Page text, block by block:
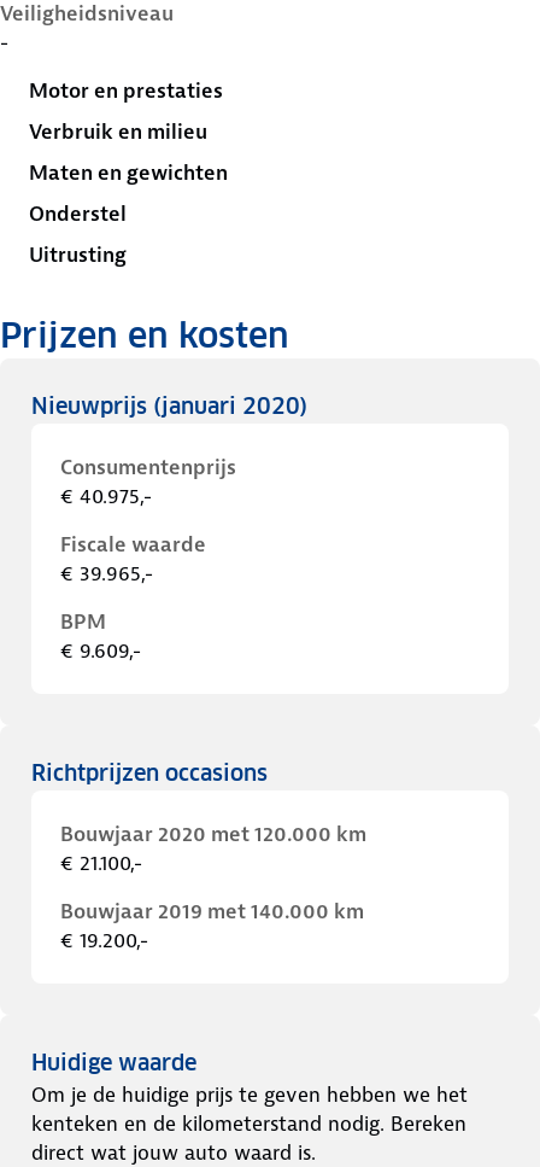
Veiligheidsniveau
-
Motor en prestaties
Verbruik en milieu
Maten en gewichten
Onderstel
Uitrusting
Prijzen en kosten
Nieuwprijs (januari 2020)
Consumentenprijs
€ 40.975,-
Fiscale waarde
€ 39.965,-
BPM
€ 9.609,-
Richtprijzen occasions
Bouwjaar 2020 met 120.000 km
€ 21.100,-
Bouwjaar 2019 met 140.000 km
€ 19.200,-
Huidige waarde
Om je de huidige prijs te geven hebben we het
kenteken en de kilometerstand nodig. Bereken
direct wat jouw auto waard is.